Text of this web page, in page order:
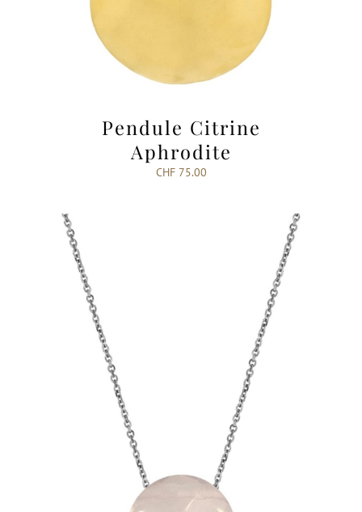
Pendule Citrine
Aphrodite
CHF75.00